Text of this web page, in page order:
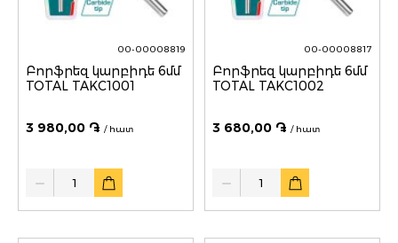
00-00008819
Բորֆրեզ կարբիդե 6մմ
TOTAL TAKC1001
3 980,00 ֏ / հատ
00-00008817
Բորֆրեզ կարբիդե 6մմ
TOTAL TAKC1002
3 680,00 ֏ / հատ